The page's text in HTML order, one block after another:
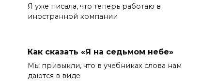
Я уже писала, что теперь работаю в
иностранной компании
Как сказать «Я на седьмом небе»
Мы привыкли, что в учебниках слова нам
даются в виде